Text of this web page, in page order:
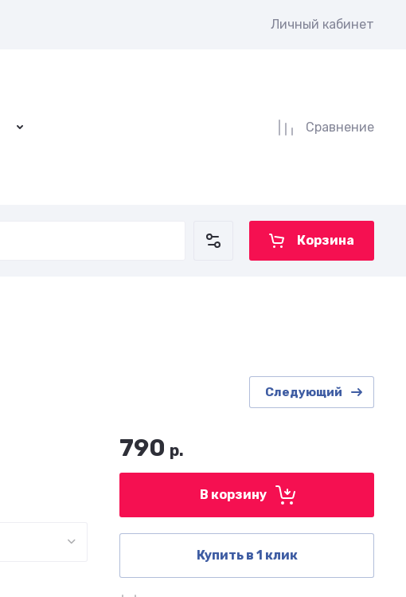
Личный кабинет
Сравнение
Корзина
Следующий
790 р.
В корзину
Купить в 1 клик